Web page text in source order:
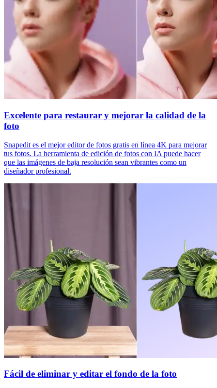
Excelente para restaurar y mejorar la calidad de la
foto
Snapedit es el mejor editor de fotos gratis en línea 4K para mejorar
tus fotos. La herramienta de edición de fotos con IA puede hacer
que las imágenes de baja resolución sean vibrantes como un
diseñador profesional.
Fácil de eliminar y editar el fondo de la foto